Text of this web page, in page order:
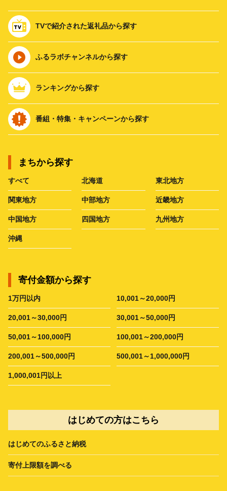
TVで紹介された返礼品から探す
ふるラボチャンネルから探す
ランキングから探す
番組・特集・キャンペーンから探す
まちから探す
すべて 北海道 東北地方
関東地方 中部地方 近畿地方
中国地方 四国地方 九州地方
沖縄
寄付金額から探す
1万円以内 10,001～20,000円
20,001～30,000円 30,001～50,000円
50,001～100,000円 100,001～200,000円
200,001～500,000円 500,001～1,000,000円
1,000,001円以上
はじめての方はこちら
はじめてのふるさと納税
寄付上限額を調べる